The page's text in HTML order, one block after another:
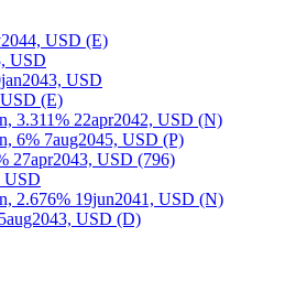
USD (E)
USD
USD
(E)
3.311% 22apr2042, USD (N)
6% 7aug2045, USD (P)
27apr2043, USD (796)
USD
2.676% 19jun2041, USD (N)
USD (D)